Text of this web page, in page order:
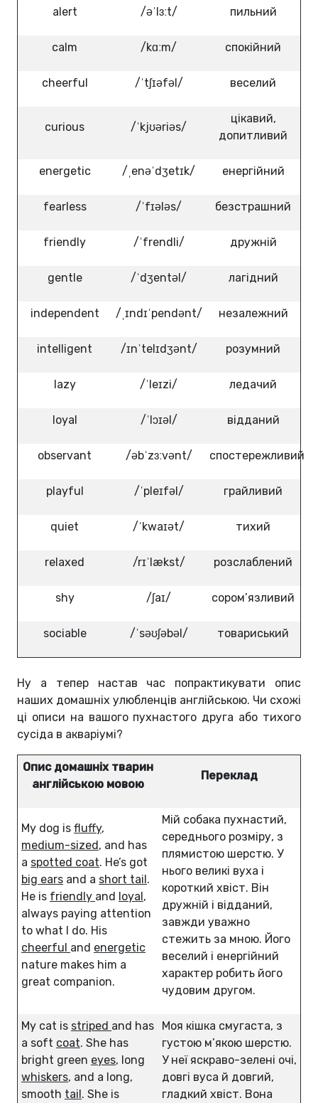
alert /əˈlɜːt/ пильний
calm /kɑːm/ спокійний
cheerful /ˈtʃɪəfəl/ веселий
curious /ˈkjʊəriəs/
цікавий,
допитливий
energetic /ˌenəˈdʒetɪk/ енергійний
fearless /ˈfɪələs/ безстрашний
friendly /ˈfrendli/ дружній
gentle /ˈdʒentəl/ лагідний
independent /ˌɪndɪˈpendənt/ незалежний
intelligent /ɪnˈtelɪdʒənt/ розумний
lazy /ˈleɪzi/ ледачий
loyal /ˈlɔɪəl/ відданий
observant /əbˈzɜːvənt/ спостережливий
playful /ˈpleɪfəl/ грайливий
quiet /ˈkwaɪət/ тихий
relaxed /rɪˈlækst/ розслаблений
shy /ʃaɪ/ сором’язливий
sociable /ˈsəʊʃəbəl/ товариський
Ну а тепер настав час попрактикувати опис
наших домашніх улюбленців англійською. Чи схожі
ці описи на вашого пухнастого друга або тихого
сусіда в акваріумі?
Опис домашніх тварин
англійською мовою
Переклад
My dog is fluffy,
medium-sized, and has
a spotted coat. He’s got
big ears and a short tail.
He is friendly and loyal,
always paying attention
to what I do. His
cheerful and energetic
nature makes him a
great companion.
Мій собака пухнастий,
середнього розміру, з
плямистою шерстю. У
нього великі вуха і
короткий хвіст. Він
дружній і відданий,
завжди уважно
стежить за мною. Його
веселий і енергійний
характер робить його
чудовим другом.
My cat is striped and has
a soft coat. She has
bright green eyes, long
whiskers, and a long,
smooth tail. She is
Моя кішка смугаста, з
густою м’якою шерстю.
У неї яскраво-зелені очі,
довгі вуса й довгий,
гладкий хвіст. Вона